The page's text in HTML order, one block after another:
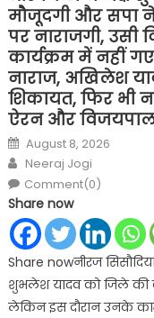
मौजूदगी और सपा
पर नाराजगी, उसी
कार्यक्रम में नहीं
नाराज, अखिलेश
शिकायत, फिर भी
ऐरन और विजयपाल
Posted
on
August 8, 2026
Author
Neeraj Jogi
Comment(0)
Share now
Share nowनीरज
शुभलेश यादव को जिले की
लेकिन इस दौरान उनके